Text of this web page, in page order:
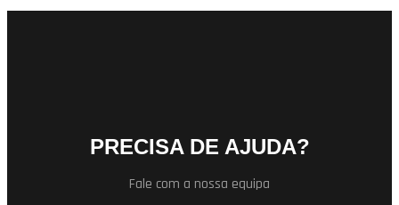
PRECISA DE AJUDA?
Fale com a nossa equipa